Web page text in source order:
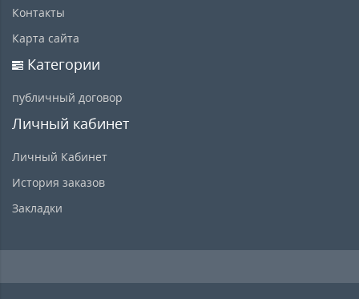
Контакты
Карта сайта
Категории
публичный договор
Личный кабинет
Личный Кабинет
История заказов
Закладки